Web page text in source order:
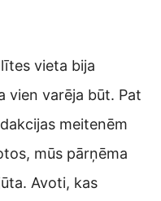
vieta bija
vien varēja būt. Pat
meitenēm
mūs pārņēma
Avoti, kas